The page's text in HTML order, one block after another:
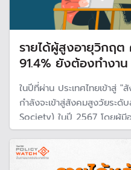
รายได้ผู้สูงอายุวิกฤ
91.4% ยังต้องทำงาน
ในปีที่ผ่าน ประเทศไทยเข้าสู่ "
กำลังจะเข้าสู่สังคมสูงวัยระ
Society) ในปี 2567 โดยผู้มี
28% หรือ 1 ใน 4 ของประชา